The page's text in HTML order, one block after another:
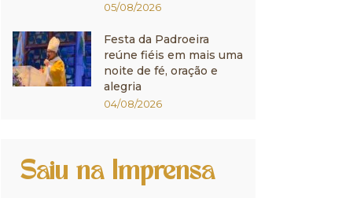
05/08/2026
Festa da Padroeira
reúne fiéis em mais uma
noite de fé, oração e
alegria
04/08/2026
Saiu na Imprensa